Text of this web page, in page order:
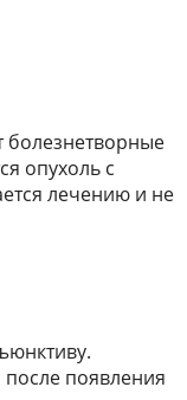
болезнетворные
опухоль с
лечению и не
появления